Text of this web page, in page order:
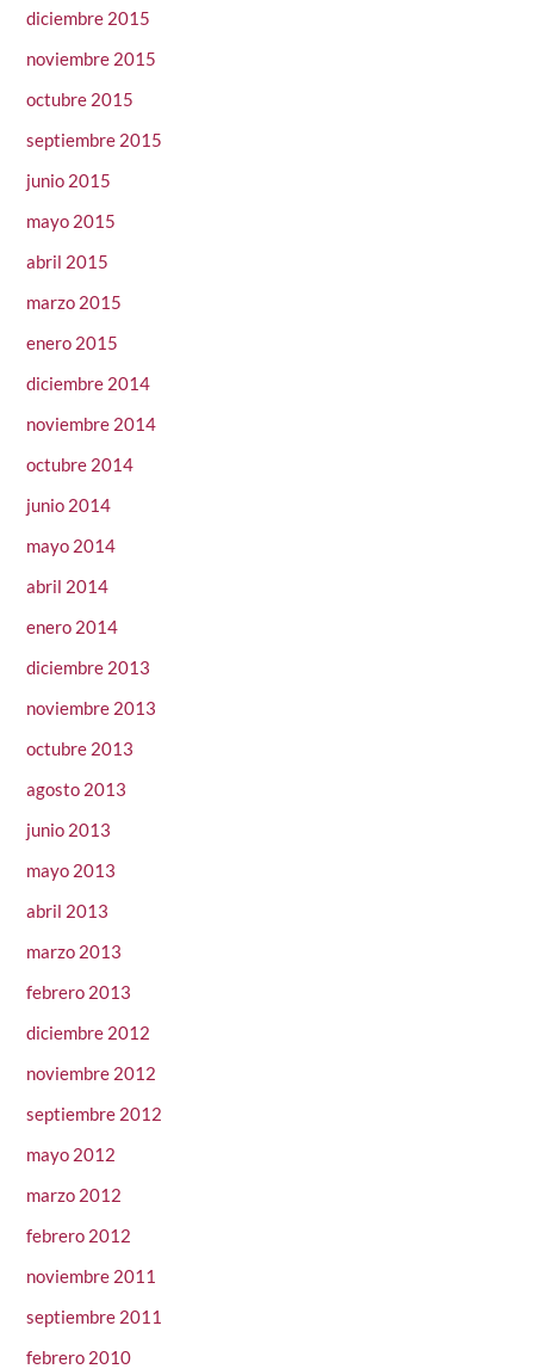
diciembre 2015
noviembre 2015
octubre 2015
septiembre 2015
junio 2015
mayo 2015
abril 2015
marzo 2015
enero 2015
diciembre 2014
noviembre 2014
octubre 2014
junio 2014
mayo 2014
abril 2014
enero 2014
diciembre 2013
noviembre 2013
octubre 2013
agosto 2013
junio 2013
mayo 2013
abril 2013
marzo 2013
febrero 2013
diciembre 2012
noviembre 2012
septiembre 2012
mayo 2012
marzo 2012
febrero 2012
noviembre 2011
septiembre 2011
febrero 2010